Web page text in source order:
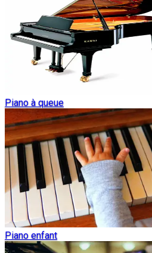
Piano à queue
Piano enfant